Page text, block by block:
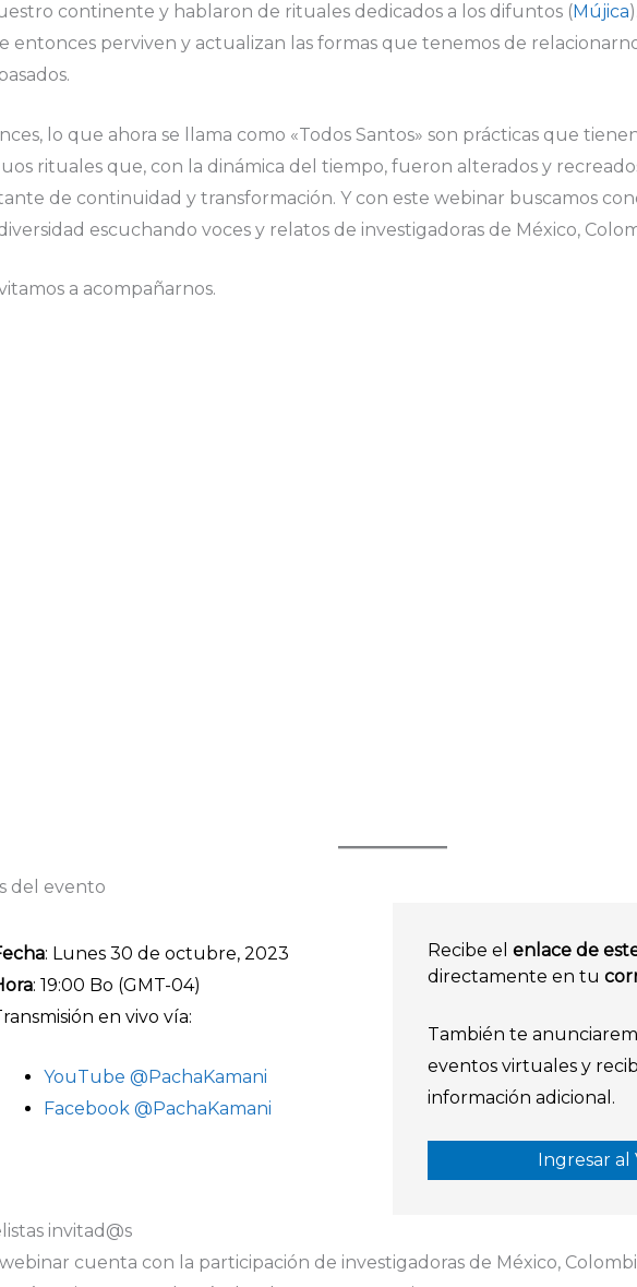
continente y hablaron de rituales dedicados a los difuntos ( Mújica
entonces perviven y actualizan las formas que tenemos de
lo que ahora se llama como «Todos Santos» son prácticas que
rituales que, con la dinámica del tiempo, fueron alterados y
de continuidad y transformación. Y con este webinar buscamos
escuchando voces y relatos de investigadoras de México,
a acompañarnos.
del evento
: Lunes 30 de octubre, 2023
: 19:00 Bo (GMT-04)
en vivo vía:
YouTube @PachaKamani
Facebook @PachaKamani
Recibe el enlace de
directamente en tu
También te
eventos virtuales y
información adicional.
Ingresar al
invitad@s
cuenta con la participación de investigadoras de México,